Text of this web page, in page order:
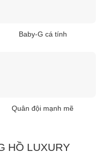
Baby-G cá tính
Quân đội mạnh mẽ
HỒ LUXURY